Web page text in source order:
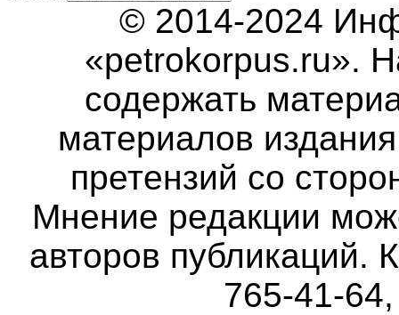
© 2014-2024
«petrokorpus.ru».
содержать
материалов
претензий со
Мнение редакции
авторов публикаций.
765-41-